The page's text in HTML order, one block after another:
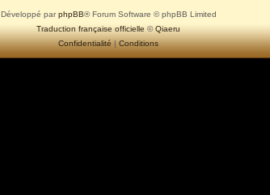
Développé parphpBB® Forum Software © phpBB Limited
Traduction française officielle ©Qiaeru
Confidentialité|Conditions